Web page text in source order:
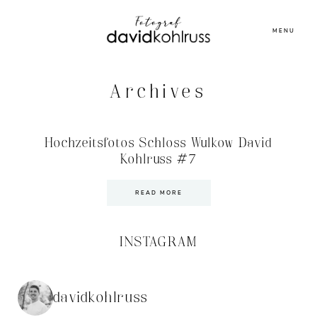
MENU
Archives
Hochzeitsfotos Schloss Wulkow David
Kohlruss #7
READ MORE
INSTAGRAM
davidkohlruss